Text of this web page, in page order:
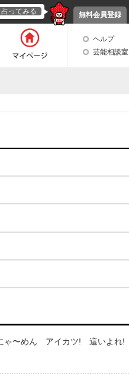
無料会員登録
占ってみる
ヘルプ
芸能相談室
ゃ〜めん アイカツ! 這いよれ!